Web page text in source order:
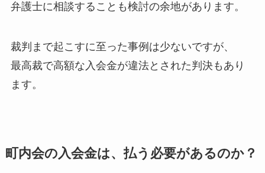
弁護士に相談することも検討の余地があります。
裁判まで起こすに至った事例は少ないですが、
最高裁で高額な入会金が違法とされた判決もあり
ます。
町内会の入会金は、払う必要があるのか？